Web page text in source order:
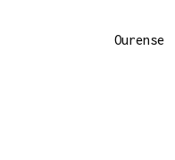
Ourense